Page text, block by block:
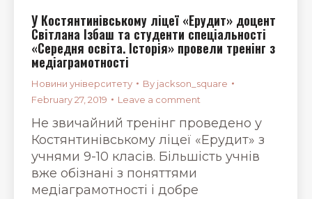
У Костянтинівському ліцеї «Ерудит» доцент
Світлана Ізбаш та студенти спеціальності
«Середня освіта. Історія» провели тренінг з
медіаграмотності
Новини університету By jackson_square
February 27, 2019
Leave a comment
Не звичайний тренінг проведено у
Костянтинівському ліцеї «Ерудит» з
учнями 9-10 класів. Більшість учнів
вже обізнані з поняттями
медіаграмотності і добре